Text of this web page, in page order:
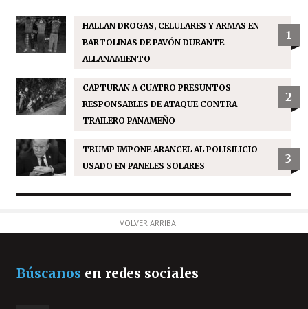
HALLAN DROGAS, CELULARES Y ARMAS EN
BARTOLINAS DE PAVÓN DURANTE
ALLANAMIENTO
1
CAPTURAN A CUATRO PRESUNTOS
RESPONSABLES DE ATAQUE CONTRA
TRAILERO PANAMEÑO
2
TRUMP IMPONE ARANCEL AL POLISILICIO
USADO EN PANELES SOLARES
3
VOLVER ARRIBA
Búscanos en redes sociales